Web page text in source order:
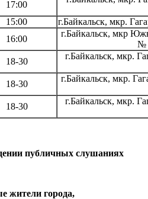
17:00
15:00
г.Байкальск, мкр.
16:00
г.Байкальск, мкр
№
18-30
г.Байкальск, мкр.
18-30
г.Байкальск, мкр.
18-30
г.Байкальск, мкр.
публичных слушаниях
жители города,